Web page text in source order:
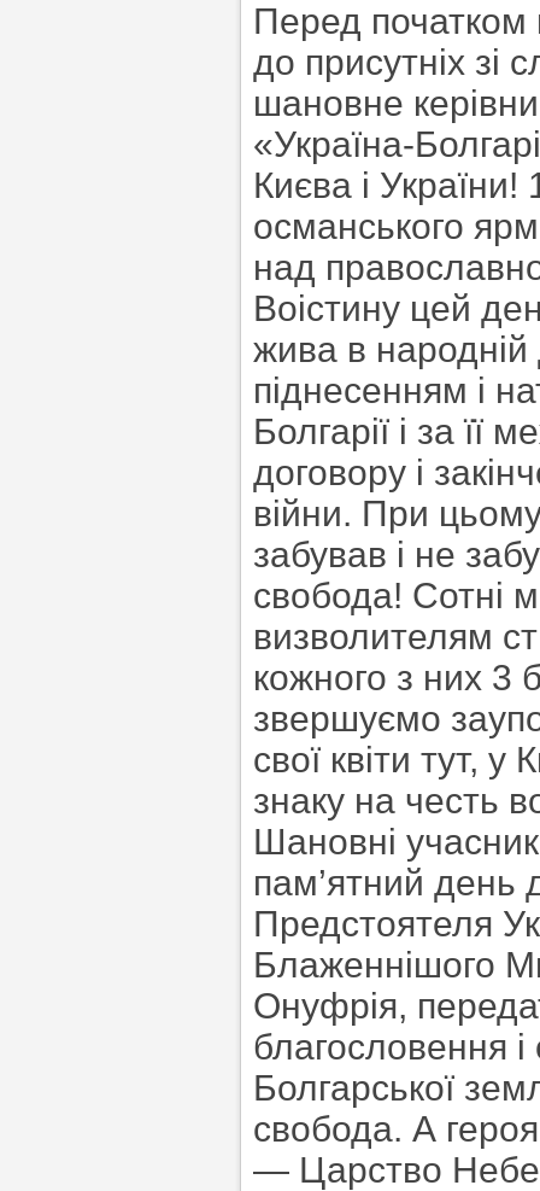
Перед початком
до присутніх
шановне
«Україна-
Києва і України!
османського
над
Воістину цей
жива в
піднесенням і
Болгарії і за
договору і
війни. При
забував і не
свобода! Сотні
визволителям
кожного з них 3
звершуємо
свої квіти тут, у
знаку на честь
Шановні
пам’ятний день
Предстоятеля
Блаженнішого
Онуфрія,
благословення
Болгарської
свобода. А
— Царство